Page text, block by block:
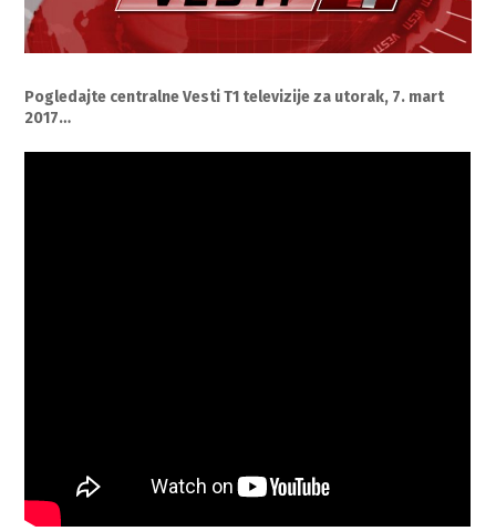
Pogledajte centralne Vesti T1 televizije za utorak, 7. mart
2017…